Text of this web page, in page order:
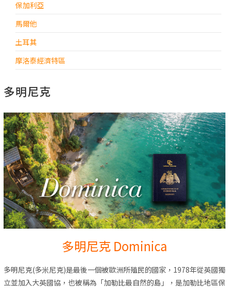
保加利亞
馬爾他
土耳其
摩洛泰經濟特區
多明尼克
多明尼克 Dominica
多明尼克(多米尼克)是最後一個被歐洲所殖民的國家，1978年從英國獨
立並加入大英國協，也被稱為「加勒比最自然的島」，是加勒比地區保